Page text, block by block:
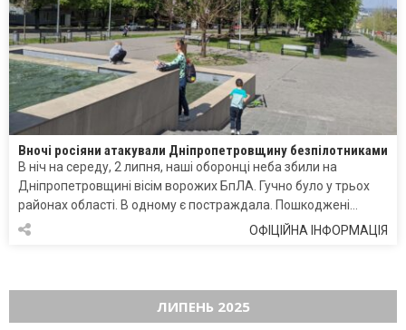
Вночі росіяни атакували Дніпропетровщину безпілотниками
В ніч на середу, 2 липня, наші оборонці неба збили на
Дніпропетровщині вісім ворожих БпЛА. Гучно було у трьох
районах області. В одному є постраждала. Пошкоджені…
ОФІЦІЙНА ІНФОРМАЦІЯ
ЛИПЕНЬ 2025